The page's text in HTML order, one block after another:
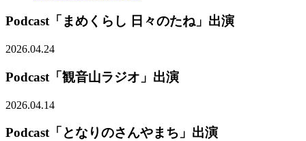
Podcast「まめくらし 日々のたね」出演
2026.04.24
Podcast「観音山ラジオ」出演
2026.04.14
Podcast「となりのさんやまち」出演